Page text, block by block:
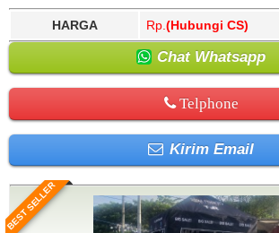
HARGA Rp. (Hubungi CS)
Chat Whatsapp
Telphone
Kirim Email
BEST SELLER